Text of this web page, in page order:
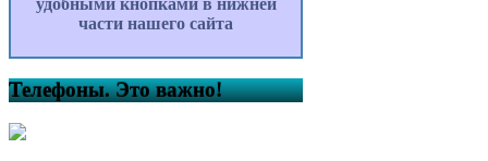
части нашего сайта
Телефоны. Это важно!